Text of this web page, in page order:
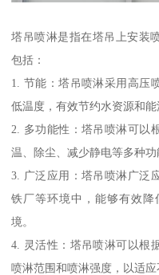
塔吊喷淋是指在塔吊上安装
包括：
1. 节能：塔吊喷淋采用高压
低温度，有效节约水资源和能
2. 多功能性：塔吊喷淋可以
温、除尘、减少静电等多种功
3. 广泛应用：塔吊喷淋广泛
铁厂等环境中，能够有效
境。
4. 灵活性：塔吊喷淋可以根
喷淋范围和喷淋强度，以适应